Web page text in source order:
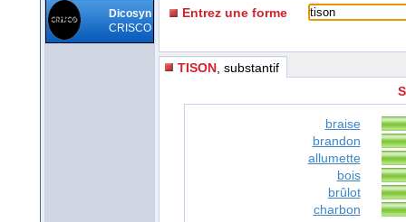
Dicosyn
CRISCO
Entrez une forme
TISON , substantif
braise
brandon
allumette
bois
brûlot
charbon